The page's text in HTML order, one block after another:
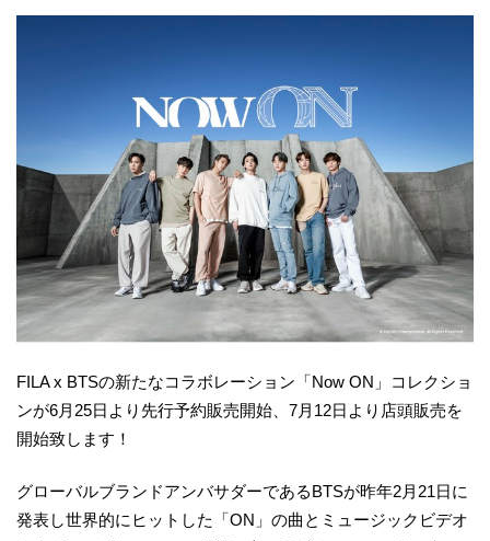
FILA x BTSの新たなコラボレーション「Now ON」コレクショ
ンが6月25日より先行予約販売開始、7月12日より店頭販売を
開始致します！
グローバルブランドアンバサダーであるBTSが昨年2月21日に
発表し世界的にヒットした「ON」の曲とミュージックビデオ